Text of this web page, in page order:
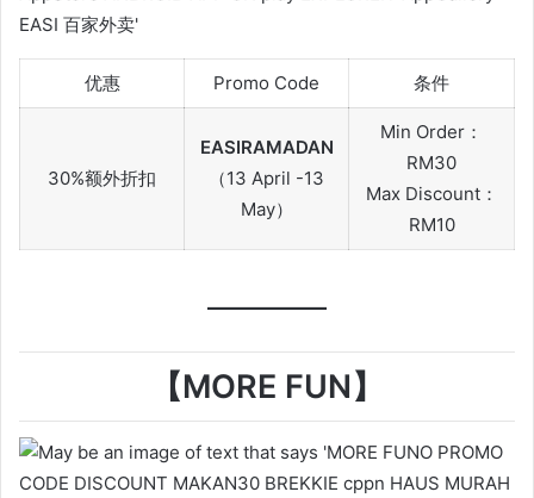
优惠 Promo Code 条件
30%额外折扣
EASIRAMADAN
（13 April -13
May）
Min Order：
RM30
Max Discount：
RM10
【MORE FUN】